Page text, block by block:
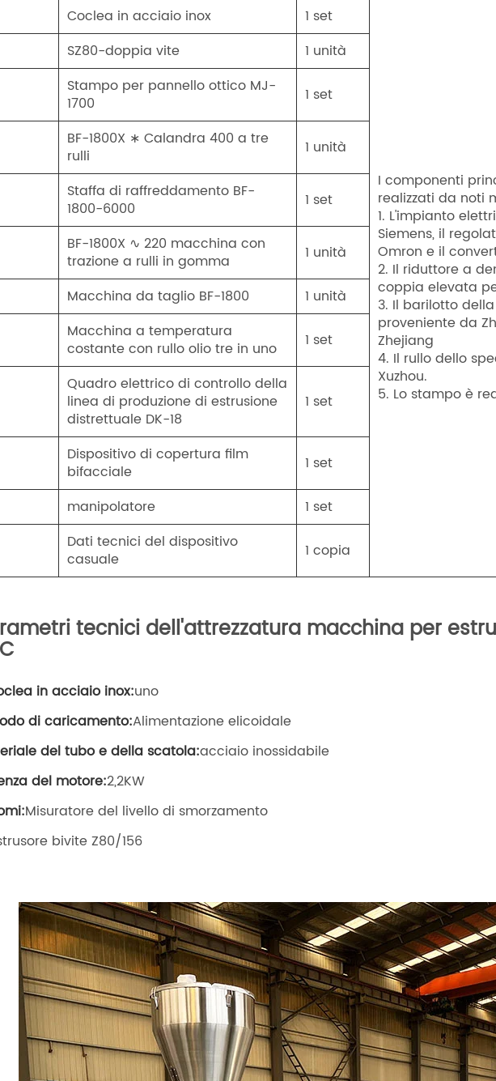
Coclea in acciaio inox 1 set
I componenti
realizzati da noti
1. L'impianto
Siemens, il
Omron e il
2. Il riduttore a
coppia elevata
3. Il barilotto
proveniente da
Zhejiang
4. Il rullo dello
Xuzhou.
5. Lo stampo è
SZ80-doppia vite 1 unità
Stampo per pannello ottico MJ-
1700
1 set
BF-1800X ∗ Calandra 400 a tre
rulli
1 unità
Staffa di raffreddamento BF-
1800-6000
1 set
BF-1800X ∿ 220 macchina con
trazione a rulli in gomma
1 unità
Macchina da taglio BF-1800 1 unità
Macchina a temperatura
costante con rullo olio tre in uno
1 set
Quadro elettrico di controllo della
linea di produzione di estrusione
distrettuale DK-18
1 set
Dispositivo di copertura film
bifacciale
1 set
manipolatore 1 set
Dati tecnici del dispositivo
casuale
1 copia
tecnici dell'attrezzatura macchina per
in acciaio inox:uno
di caricamento:Alimentazione elicoidale
del tubo e della scatola:acciaio inossidabile
del motore:2,2KW
Misuratore del livello di smorzamento
bivite Z80/156